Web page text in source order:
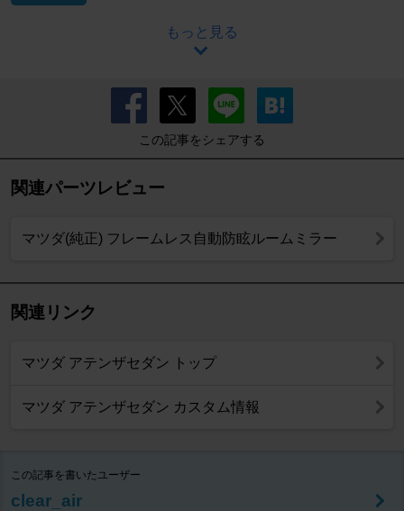
もっと見る
この記事をシェアする
関連パーツレビュー
マツダ(純正) フレームレス自動防眩ルームミラー
関連リンク
マツダ アテンザセダン トップ
マツダ アテンザセダン カスタム情報
この記事を書いたユーザー
clear_air